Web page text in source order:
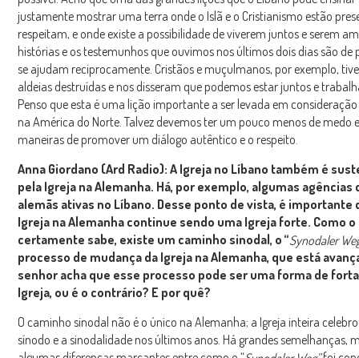
justamente mostrar uma terra onde o Islã e o Cristianismo estão
respeitam, e onde existe a possibilidade de viverem juntos e serem
histórias e os testemunhos que ouvimos nos últimos dois dias são de
se ajudam reciprocamente. Cristãos e muçulmanos, por exemplo,
aldeias destruídas e nos disseram que podemos estar juntos e
Penso que esta é uma lição importante a ser levada em
na América do Norte. Talvez devemos ter um pouco menos de medo
maneiras de promover um diálogo autêntico e o respeito.
Anna Giordano (Ard Radio): A Igreja no Líbano também é
pela Igreja na Alemanha. Há, por exemplo, algumas agências
alemãs ativas no Líbano. Desse ponto de vista, é importante
Igreja na Alemanha continue sendo uma Igreja forte. Como
certamente sabe, existe um caminho sinodal, o “Synodaler
processo de mudança da Igreja na Alemanha, que está
senhor acha que esse processo pode ser uma forma de
Igreja, ou é o contrário? E por quê?
O caminho sinodal não é o único na Alemanha; a Igreja inteira
sínodo e a sinodalidade nos últimos anos. Há grandes semelhanças,